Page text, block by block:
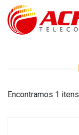
Encontramos 1 itens